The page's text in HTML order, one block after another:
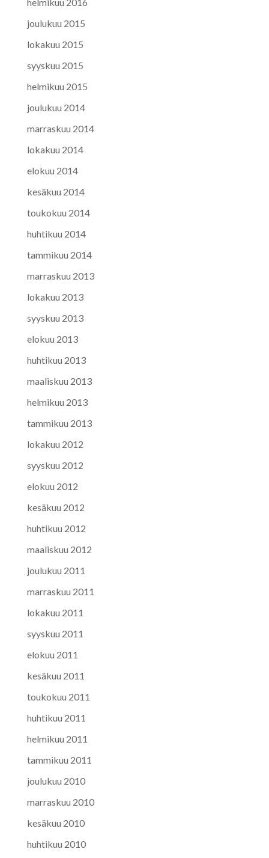
joulukuu 2015
lokakuu 2015
syyskuu 2015
helmikuu 2015
joulukuu 2014
marraskuu 2014
lokakuu 2014
elokuu 2014
kesäkuu 2014
toukokuu 2014
huhtikuu 2014
tammikuu 2014
marraskuu 2013
lokakuu 2013
syyskuu 2013
elokuu 2013
huhtikuu 2013
maaliskuu 2013
helmikuu 2013
tammikuu 2013
lokakuu 2012
syyskuu 2012
elokuu 2012
kesäkuu 2012
huhtikuu 2012
maaliskuu 2012
joulukuu 2011
marraskuu 2011
lokakuu 2011
syyskuu 2011
elokuu 2011
kesäkuu 2011
toukokuu 2011
huhtikuu 2011
helmikuu 2011
tammikuu 2011
joulukuu 2010
marraskuu 2010
kesäkuu 2010
huhtikuu 2010